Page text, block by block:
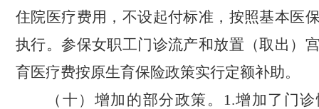
住院医疗费用，不设起付标准，按照基本医
执行。参保女职工门诊流产和放置（取出）
育医疗费按原生育保险政策实行定额补助。
（十）增加的部分政策。
1.增加了门